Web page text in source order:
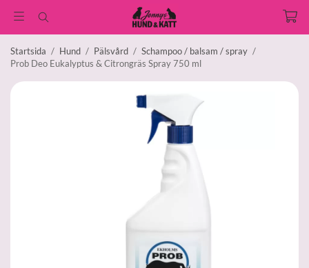
Startsida / Hund / Pälsvård / Schampoo / balsam / spray /
Prob Deo Eukalyptus & Citrongräs Spray 750 ml